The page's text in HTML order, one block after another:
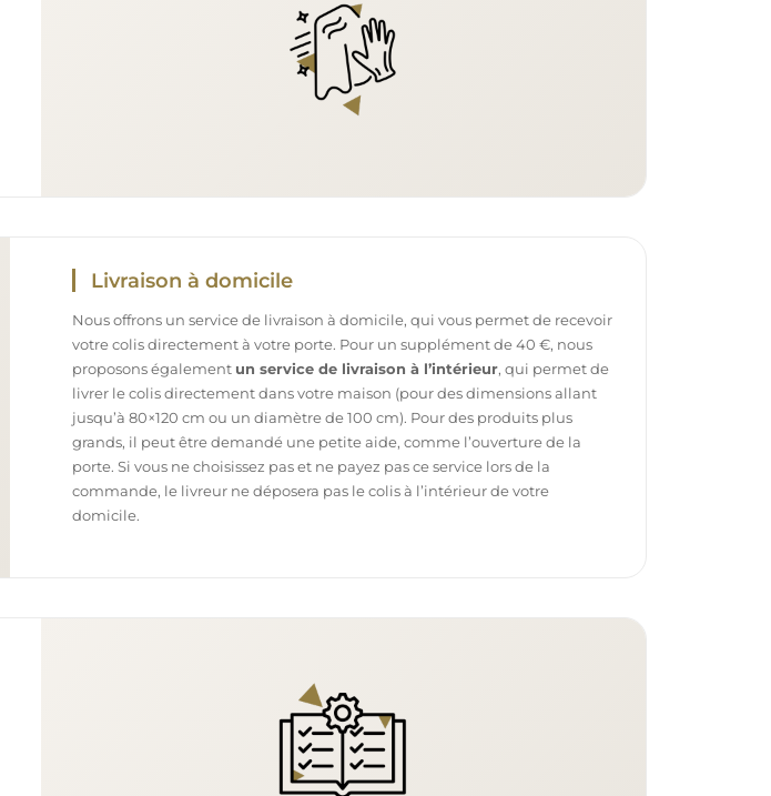
Livraison à domicile
Nous offrons un service de livraison à domicile, qui vous permet de recevoir
votre colis directement à votre porte. Pour un supplément de 40 €, nous
proposons également un service de livraison à l’intérieur, qui permet de
livrer le colis directement dans votre maison (pour des dimensions allant
jusqu’à 80×120 cm ou un diamètre de 100 cm). Pour des produits plus
grands, il peut être demandé une petite aide, comme l’ouverture de la
porte. Si vous ne choisissez pas et ne payez pas ce service lors de la
commande, le livreur ne déposera pas le colis à l’intérieur de votre
domicile.